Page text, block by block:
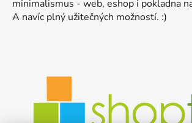
minimalismus - web, eshop i pokladna
A navíc plný užitečných možností. :)